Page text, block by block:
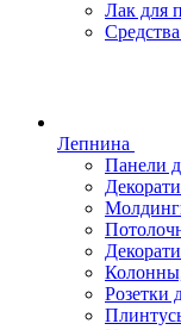
Лак для
Лепнина
Панели
Розетки